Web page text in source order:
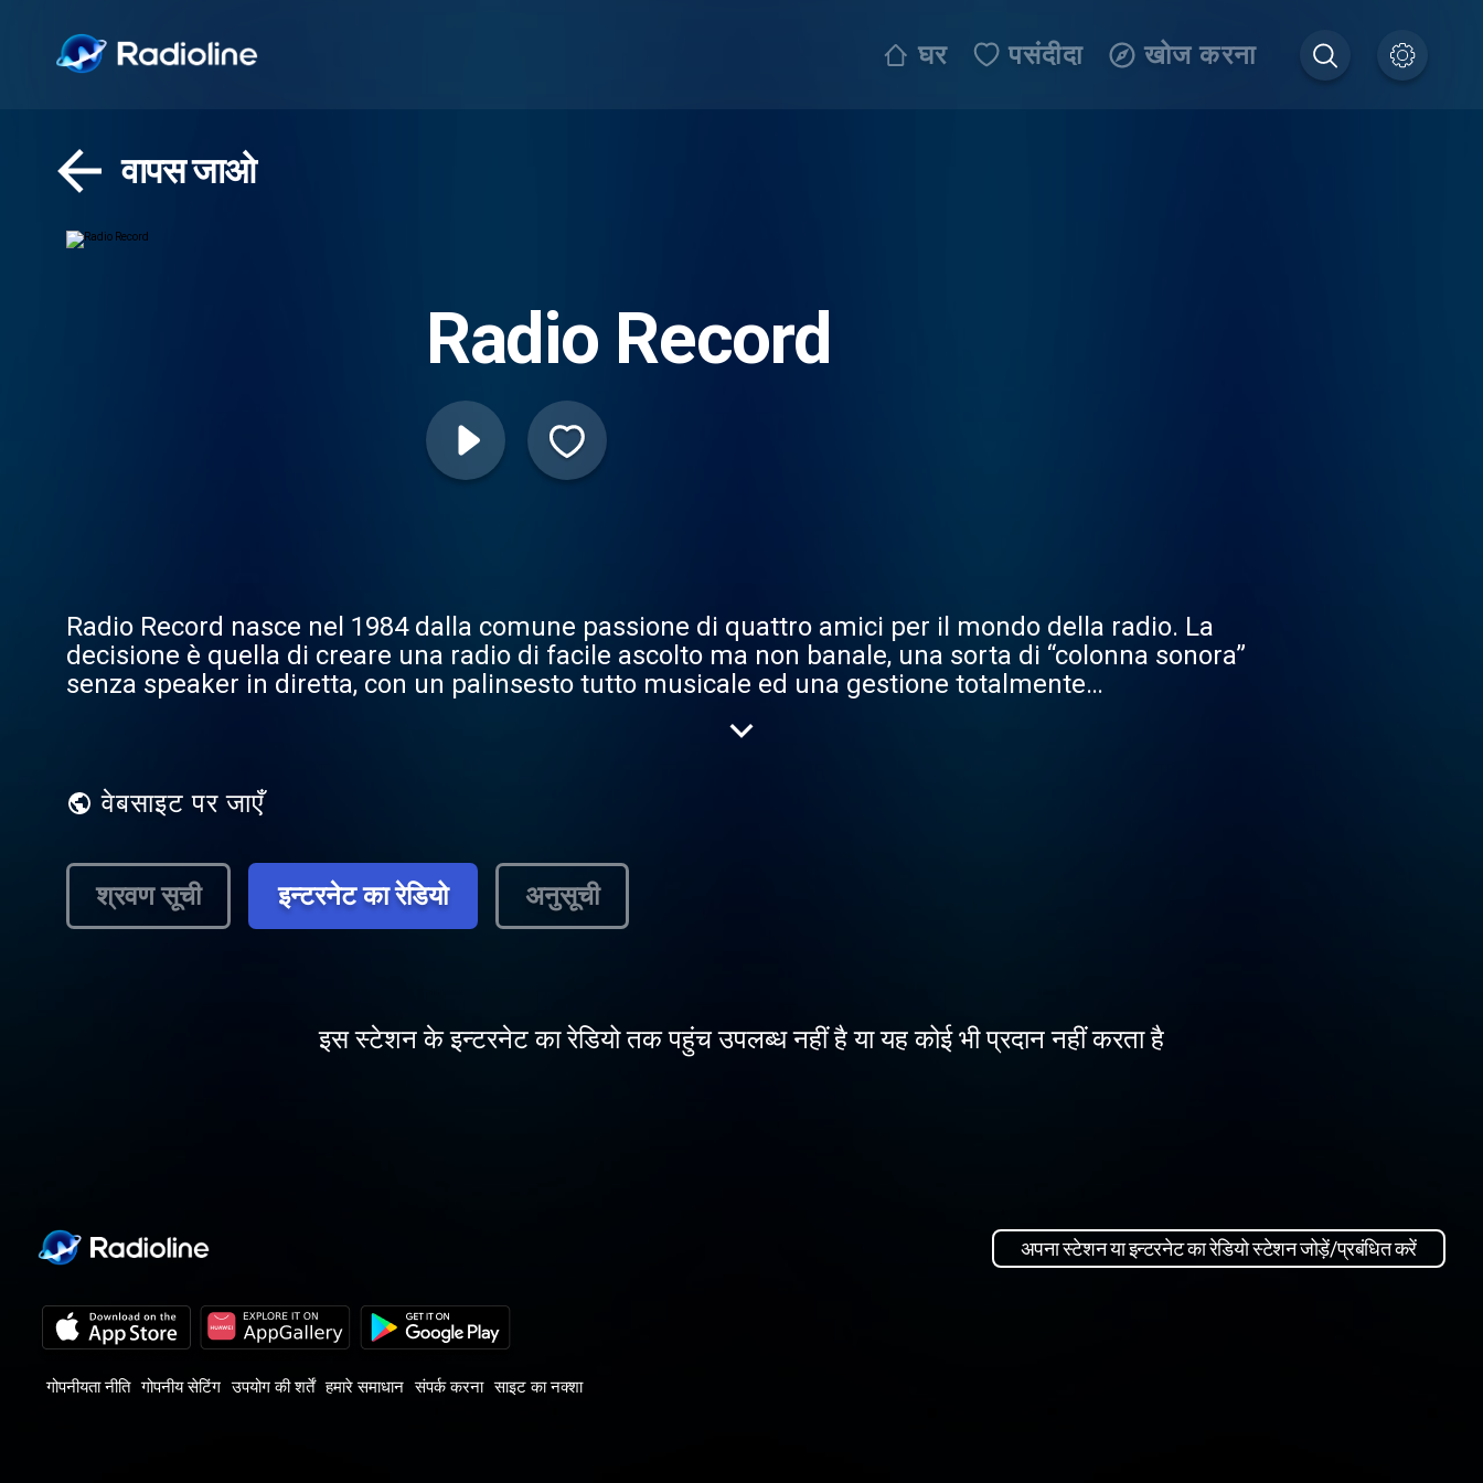
घर पसंदीदा खोज करना
वापस जाओ
Radio Record
Radio Record nasce nel 1984 dalla comune passione di quattro amici per il mondo della radio. La
decisione è quella di creare una radio di facile ascolto ma non banale, una sorta di “colonna sonora”
senza speaker in diretta, con un palinsesto tutto musicale ed una gestione totalmente
वेबसाइट पर जाएँ
श्रवण सूची इन्टरनेट का रेडियो अनुसूची
इस स्टेशन के इन्टरनेट का रेडियो तक पहुंच उपलब्ध नहीं है या यह कोई भी प्रदान नहीं करता है
अपना स्टेशन या इन्टरनेट का रेडियो स्टेशन जोड़ें/प्रबंधित करें
गोपनीयता नीति गोपनीय सेटिंग उपयोग की शर्तें हमारे समाधान संपर्क करना साइट का नक्शा